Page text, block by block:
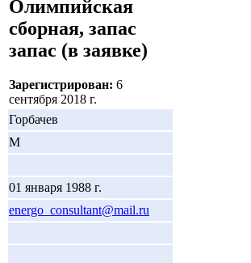
запас (в заявке)
Зарегистрирован: 6
сентября 2018 г.
Горбачев
М
01 января 1988 г.
energo_consultant@mail.ru